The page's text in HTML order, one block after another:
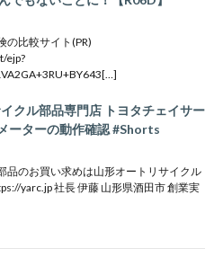
の比較サイト(PR)
ejp?
クル部品専門店 トヨタチェイサー
ーターの動作確認 #Shorts
品のお買い求めは山形オートリサイクル
yarc.jp 社長 伊藤 山形県酒田市 創業実